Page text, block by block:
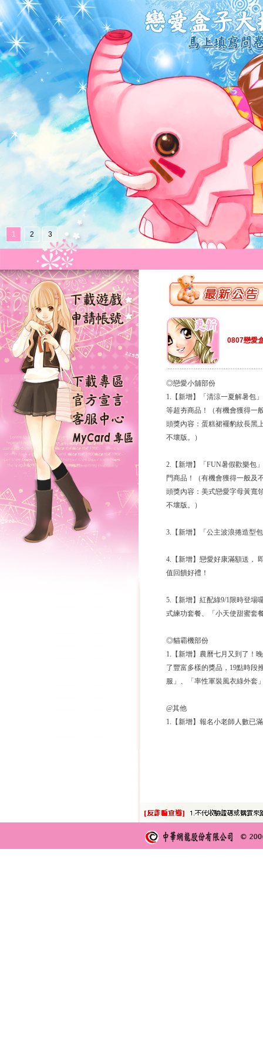
1 2 3
0807戀愛
◎戀愛小舖部份
1.【新增】「清涼一夏解暑包
等超夯商品！（有機會獲得一
頭獎內容：蛋糕裙襬豹紋長黑
不壞版。）
2.【新增】「FUN暑假歡樂包
門商品！（有機會獲得一般及
頭獎內容：美式戀愛字母黃寬
不壞版。）
3.【新增】「公主波浪捲造型
4.【新增】戀愛好康滿額送，
值回饋好禮！
5.【新增】紅配綠9/1限時登場
式練功套餐、「小天使甜蜜套
◎貓霸機部份
1.【新增】農曆七月又到了！
了豐富多樣的獎品，19點時段
服」、「率性軍裝風衣綠外套
@其他
1.【新增】報名小老師人數已